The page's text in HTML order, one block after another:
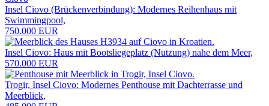
Insel Ciovo (Brückenverbindung): Modernes Reihenhaus mit
Swimmingpool,
750.000 EUR
Insel Ciovo: Haus mit Bootsliegeplatz (Nutzung) nahe dem Meer,
570.000 EUR
Trogir, Insel Ciovo: Modernes Penthouse mit Dachterrasse und
Meerblick,